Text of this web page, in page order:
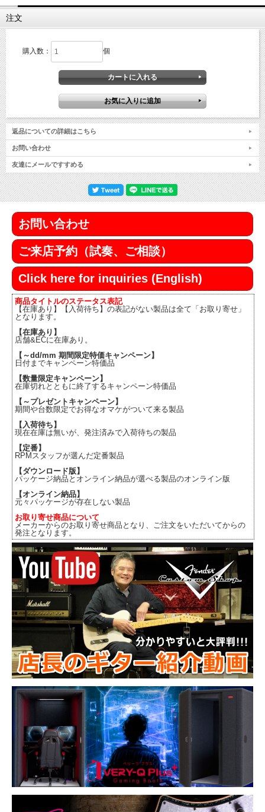
注文
購入数： 個
返品についての詳細はこちら
お問い合わせ
友達にメールですすめる
お問い合わせ
ご来店予約（試奏、ご相談）
Click here for inquiries (English)
商品タイトルのステータス表記
【在庫あり】【入荷待ち】の表記がない製品は全て「お取り寄せ」
となります。
【在庫あり】
店舗&ECに在庫あり。
【～dd/mm 期間限定特価キャンペーン】
日付までキャンペーン特価品
【数量限定キャンペーン】
在庫切れとともに終了するキャンペーン特価品
【～プレゼントキャンペーン】
期間や台数限定でお得なオマケがついて来る製品
【入荷待ち】
現在在庫は無いが、発注済みで入荷待ちの製品
【定番】
RPMスタッフが選んだ定番製品
【ダウンロード版】
パッケージ納品とオンライン納品が選べる製品のオンライン版
【オンライン納品】
元々パッケージが存在しない製品
お取り寄せ商品について
メーカーからのお取り寄せ商品となり、ご注文をいただいてからの
発注となります。